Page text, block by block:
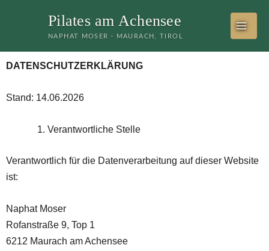
Pilates am Achensee
NAPHAT MOSER · MAURACH, TIROL
DATENSCHUTZERKLÄRUNG
Stand: 14.06.2026
Verantwortliche Stelle
Verantwortlich für die Datenverarbeitung auf dieser Website
ist:
Naphat Moser
Rofanstraße 9, Top 1
6212 Maurach am Achensee